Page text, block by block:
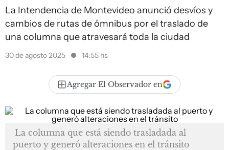
La Intendencia de Montevideo anunció desvíos y
cambios de rutas de ómnibus por el traslado de
una columna que atravesará toda la ciudad
30 de agosto 2025 14:55 hs
Agregar El Observador en
La columna que está siendo trasladada al
puerto y generó alteraciones en el tránsito